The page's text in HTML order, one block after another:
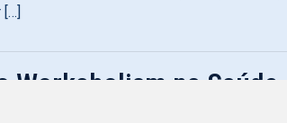
[…]
Workaholism na Saúde